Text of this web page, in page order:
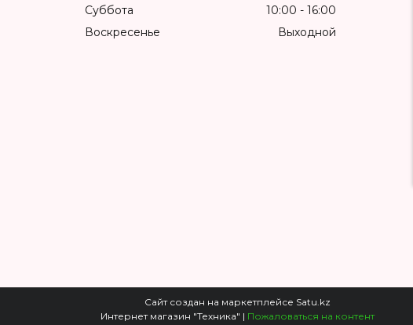
Суббота
10:00
16:00
Воскресенье
Выходной
Сайт создан на маркетплейсе Satu.kz
Интернет магазин "Техника" | Пожаловаться на контент